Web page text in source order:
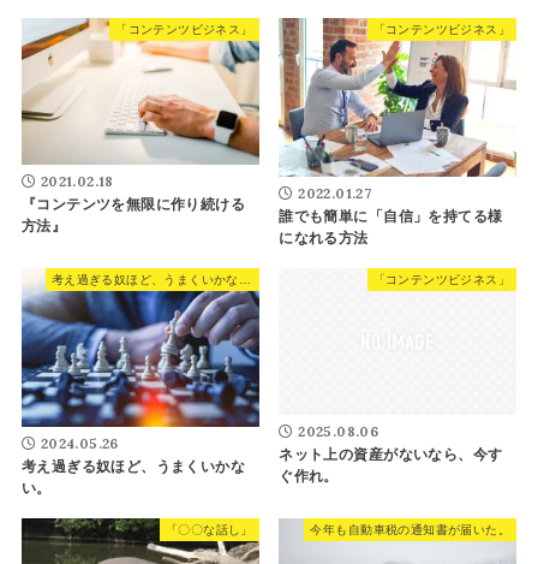
「コンテンツビジネス」
2021.02.18
『コンテンツを無限に作り続ける
方法』
「コンテンツビジネス」
2022.01.27
誰でも簡単に「自信」を持てる様
になれる方法
2024.05.26
考え過ぎる奴ほど、うまくいかな
い。
「コンテンツビジネス」
2025.08.06
ネット上の資産がないなら、今す
ぐ作れ。
「〇〇な話し」 今年も自動車税の通知書が届いた。